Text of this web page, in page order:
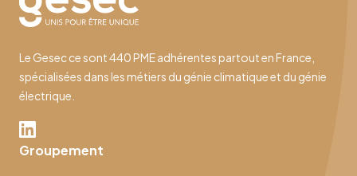
Le Gesec ce sont 440 PME adhérentes partout en France,
spécialisées dans les métiers du génie climatique et du génie
électrique.
Groupement